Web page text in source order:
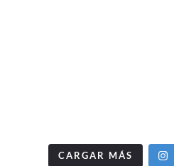
CARGAR MÁS